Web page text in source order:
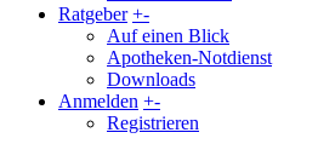
Ratgeber +-
Auf einen Blick
Apotheken-Notdienst
Downloads
Anmelden +-
Registrieren